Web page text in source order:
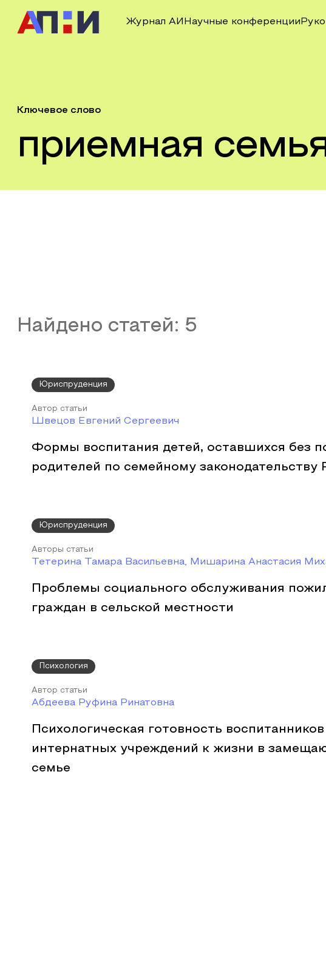
Журнал АИ Научные конференции
Ключевое слово
приемная
Найдено статей: 5
Юриспруденция
Автор статьи
Швецов Евгений Сергеевич
Формы воспитания детей, оставшихся без
родителей по семейному законодательству
Юриспруденция
Авторы статьи
Тетерина Тамара Васильевна, Мишарина Анастасия
Проблемы социального обслуживания
граждан в сельской местности
Психология
Автор статьи
Абдеева Руфина Ринатовна
Психологическая готовность воспитанников
интернатных учреждений к жизни в
семье